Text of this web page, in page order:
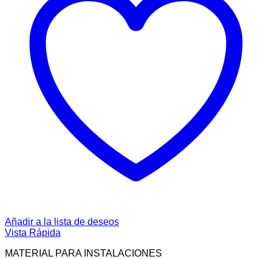
Añadir a la lista de deseos
Vista Rápida
MATERIAL PARA INSTALACIONES